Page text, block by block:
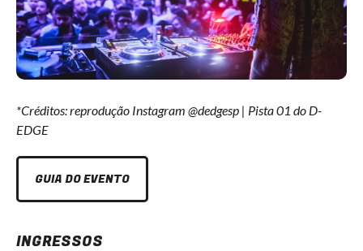
*Créditos: reprodução Instagram @dedgesp | Pista 01 do D-
EDGE
GUIA DO EVENTO
INGRESSOS